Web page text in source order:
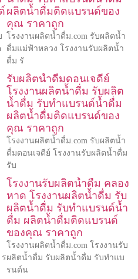
ผลิตน้ำดื่มติดแบรนด์ของ
คุณ ราคาถูก
โรงงานผลิตน้ำดื่ม.com รับผลิตน้ำ
ดื่มแม่ฟ้าหลวง โรงงานรับผลิตน้ำ
ดื่ม รั
รับผลิตน้ำดื่มดอนเจดีย์
โรงงานผลิตน้ำดื่ม รับผลิต
น้ำดื่ม รับทำแบรนด์น้ำดื่ม
ผลิตน้ำดื่มติดแบรนด์ของ
คุณ ราคาถูก
โรงงานผลิตน้ำดื่ม.com รับผลิตน้ำ
ดื่มดอนเจดีย์ โรงงานรับผลิตน้ำดื่ม
รับ
โรงงานรับผลิตน้ำดื่ม คลอง
หาด โรงงานผลิตน้ำดื่ม รับ
ผลิตน้ำดื่ม รับทำแบรนด์น้ำ
ดื่ม ผลิตน้ำดื่มติดแบรนด์
ของคุณ ราคาถูก
โรงงานผลิตน้ำดื่ม.com โรงงานรับ
ผลิตน้ำดื่ม รับผลิตน้ำดื่ม รับทำแบ
รนด์น